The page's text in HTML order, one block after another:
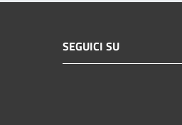
SEGUICI SU